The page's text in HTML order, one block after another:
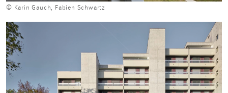
© Karin Gauch, Fabien Schwartz